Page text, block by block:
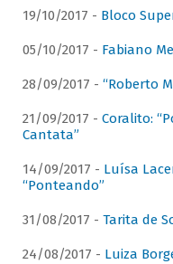
19/10/2017 - Bloco
05/10/2017 - Fabiano
28/09/2017 - “Roberto
21/09/2017 - Coralito:
Cantata”
14/09/2017 - Luísa
“Ponteando”
31/08/2017 - Tarita de
24/08/2017 - Luiza